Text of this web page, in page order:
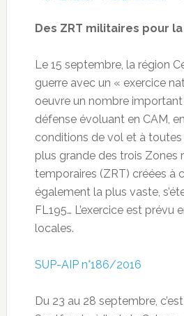
Des ZRT militaires pour
Le 15 septembre, la région
guerre avec un « exercice
oeuvre un nombre important
défense évoluant en CAM,
conditions de vol et à
plus grande des trois Zones
temporaires (ZRT) créées à
également la plus vaste,
FL195… L’exercice est prévu
locales.
SUP-AIP n°186/2016
Du 23 au 28 septembre,